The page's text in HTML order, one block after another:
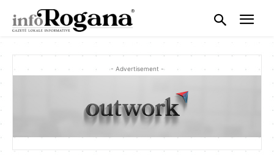
- Advertisement -